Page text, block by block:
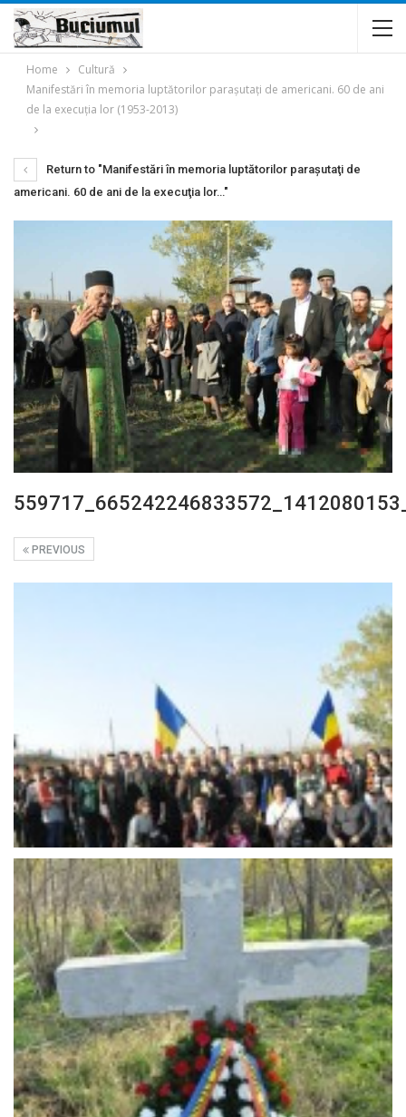
Home
Cultură
Manifestări în memoria luptătorilor paraşutaţi de americani. 60 de ani
de la execuţia lor (1953-2013)
Return to "Manifestări în memoria luptătorilor paraşutaţi de
americani. 60 de ani de la execuţia lor…"
PREVIOUS